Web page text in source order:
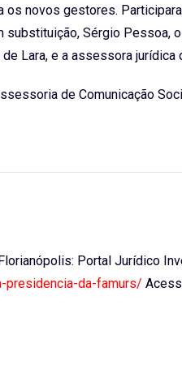
novos gestores.
substituição, Sérgio
Lara, e a assessora jurídica
de Comunicação
Portal Jurídico
da-famurs/